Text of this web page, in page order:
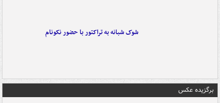
شوک شبانه به تراکتور با حضور نکونام
برگزیده عکس